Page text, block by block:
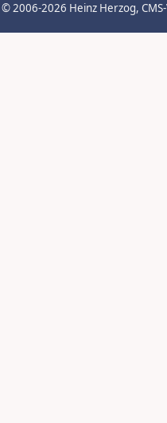
© 2006-2026 Heinz Herzog,